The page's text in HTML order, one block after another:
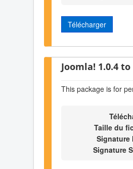
Télécharger
Joomla! 1.0.4
This package is for
Taille du
Signature
Signature